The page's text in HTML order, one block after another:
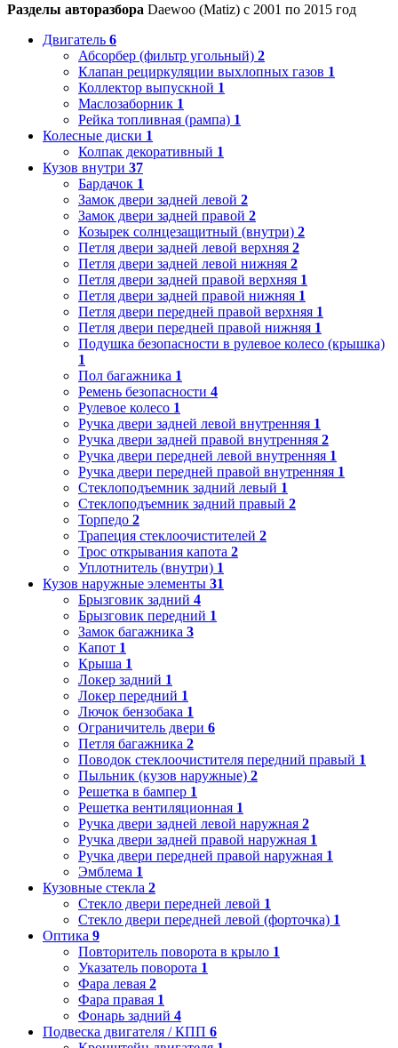
Разделы авторазбора Daewoo (Matiz) с 2001 по 2015 год
Двигатель 6
Абсорбер (фильтр угольный) 2
Клапан рециркуляции выхлопных газов 1
Коллектор выпускной 1
Маслозаборник 1
Рейка топливная (рампа) 1
Колесные диски 1
Колпак декоративный 1
Кузов внутри 37
Бардачок 1
Замок двери задней левой 2
Замок двери задней правой 2
Козырек солнцезащитный (внутри) 2
Петля двери задней левой верхняя 2
Петля двери задней левой нижняя 2
Петля двери задней правой верхняя 1
Петля двери задней правой нижняя 1
Петля двери передней правой верхняя 1
Петля двери передней правой нижняя 1
Подушка безопасности в рулевое колесо (крышка)
1
Пол багажника 1
Ремень безопасности 4
Рулевое колесо 1
Ручка двери задней левой внутренняя 1
Ручка двери задней правой внутренняя 2
Ручка двери передней левой внутренняя 1
Ручка двери передней правой внутренняя 1
Стеклоподъемник задний левый 1
Стеклоподъемник задний правый 2
Торпедо 2
Трапеция стеклоочистителей 2
Трос открывания капота 2
Уплотнитель (внутри) 1
Кузов наружные элементы 31
Брызговик задний 4
Брызговик передний 1
Замок багажника 3
Капот 1
Крыша 1
Локер задний 1
Локер передний 1
Лючок бензобака 1
Ограничитель двери 6
Петля багажника 2
Поводок стеклоочистителя передний правый 1
Пыльник (кузов наружные) 2
Решетка в бампер 1
Решетка вентиляционная 1
Ручка двери задней левой наружная 2
Ручка двери задней правой наружная 1
Ручка двери передней правой наружная 1
Эмблема 1
Кузовные стекла 2
Стекло двери передней левой 1
Стекло двери передней левой (форточка) 1
Оптика 9
Повторитель поворота в крыло 1
Указатель поворота 1
Фара левая 2
Фара правая 1
Фонарь задний 4
Подвеска двигателя / КПП 6